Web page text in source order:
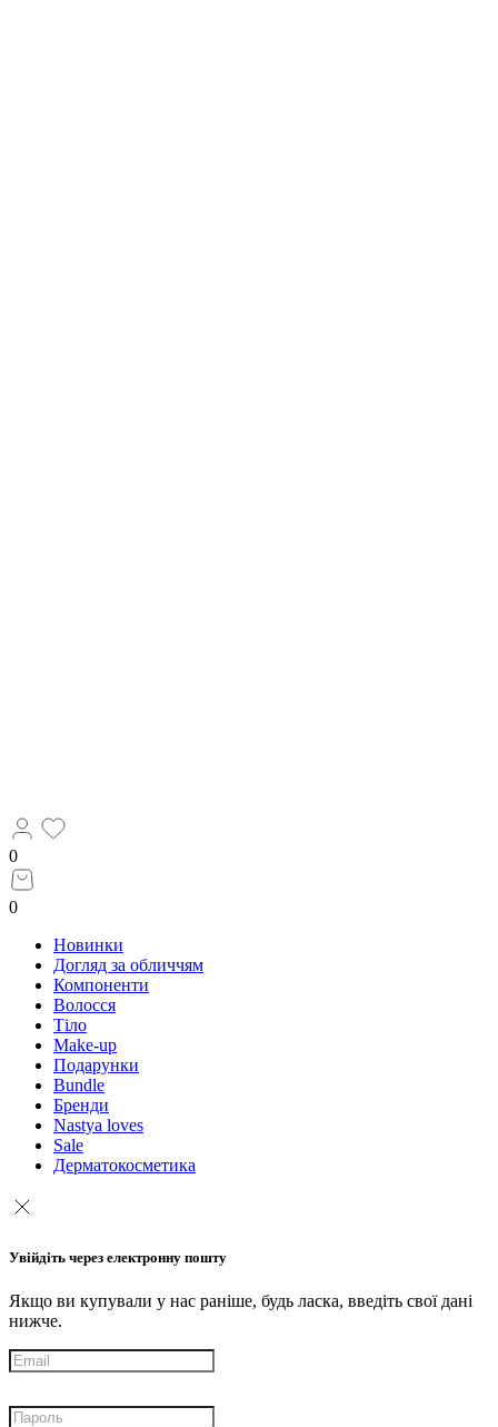
0
0
Новинки
Догляд за обличчям
Компоненти
Волосся
Тіло
Make-up
Подарунки
Bundle
Бренди
Nastya loves
Sale
Дерматокосметика
Увійдіть через електронну пошту
Якщо ви купували у нас раніше, будь ласка, введіть свої дані
нижче.